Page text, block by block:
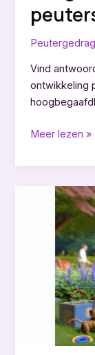
Peutergedrag
Vind
ontwikkeling
ADHD
of
peuters
Meer lezen »